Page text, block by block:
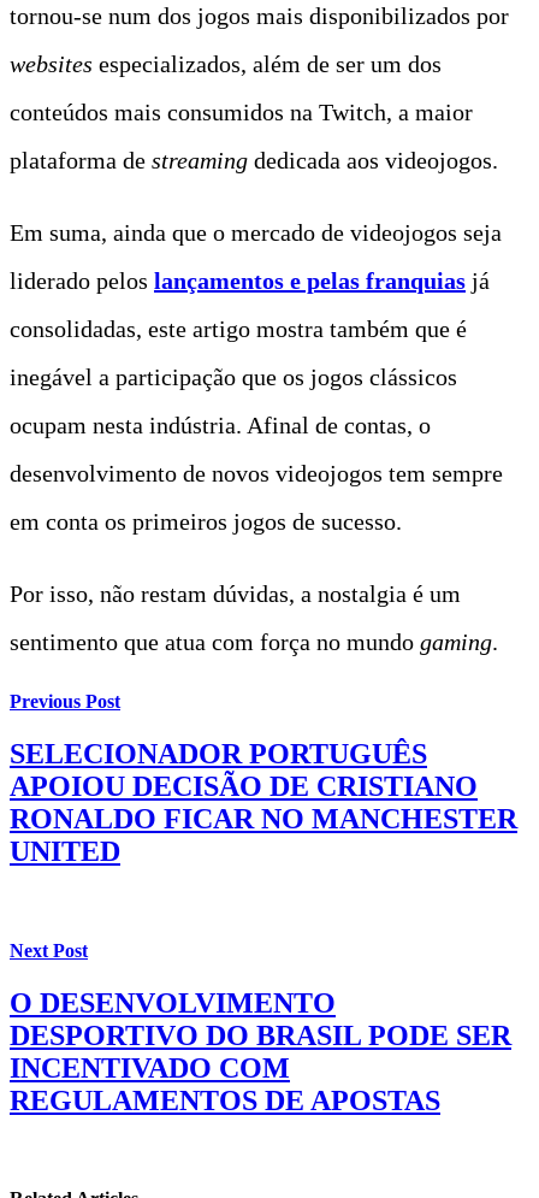
tornou-se num dos jogos mais disponibilizados por
websites especializados, além de ser um dos
conteúdos mais consumidos na Twitch, a maior
plataforma de streaming dedicada aos videojogos.
Em suma, ainda que o mercado de videojogos seja
liderado pelos lançamentos e pelas franquias já
consolidadas, este artigo mostra também que é
inegável a participação que os jogos clássicos
ocupam nesta indústria. Afinal de contas, o
desenvolvimento de novos videojogos tem sempre
em conta os primeiros jogos de sucesso.
Por isso, não restam dúvidas, a nostalgia é um
sentimento que atua com força no mundo gaming.
Previous Post
SELECIONADOR PORTUGUÊS
APOIOU DECISÃO DE CRISTIANO
RONALDO FICAR NO MANCHESTER
UNITED
Next Post
O DESENVOLVIMENTO
DESPORTIVO DO BRASIL PODE SER
INCENTIVADO COM
REGULAMENTOS DE APOSTAS